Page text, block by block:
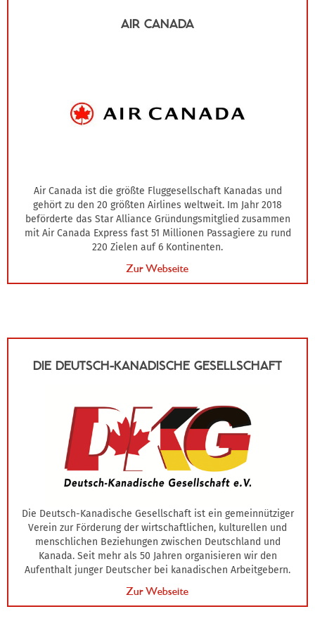
AIR CANADA
Air Canada ist die größte Fluggesellschaft Kanadas und
gehört zu den 20 größten Airlines weltweit. Im Jahr 2018
beförderte das Star Alliance Gründungsmitglied zusammen
mit Air Canada Express fast 51 Millionen Passagiere zu rund
220 Zielen auf 6 Kontinenten.
Zur Webseite
DIE DEUTSCH-KANADISCHE GESELLSCHAFT
Die Deutsch-Kanadische Gesellschaft ist ein gemeinnütziger
Verein zur Förderung der wirtschaftlichen, kulturellen und
menschlichen Beziehungen zwischen Deutschland und
Kanada. Seit mehr als 50 Jahren organisieren wir den
Aufenthalt junger Deutscher bei kanadischen Arbeitgebern.
Zur Webseite